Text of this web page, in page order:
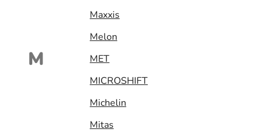
M
Maxxis
Melon
MET
MICROSHIFT
Michelin
Mitas